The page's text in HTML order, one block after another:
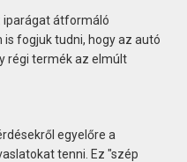
iparágat átformáló
fogjuk tudni, hogy az autó
régi termék az elmúlt
egyelőre a
tenni. Ez "szép